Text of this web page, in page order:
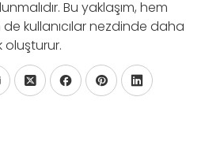
Bu yaklaşım, hem
kullanıcılar nezdinde daha
oluşturur.